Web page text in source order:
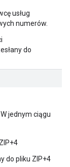
usług
numerów.
do
jednym ciągu
do pliku ZIP+4